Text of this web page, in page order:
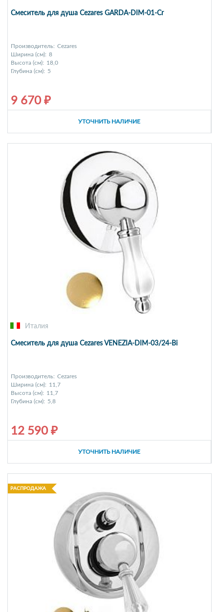
Смеситель для душа Cezares GARDA-DIM-01-Cr
Производитель: Cezares
Ширина (см): 8
Высота (см): 18,0
Глубина (см): 5
9 670 ₽
УТОЧНИТЬ НАЛИЧИЕ
Италия
Смеситель для душа Cezares VENEZIA-DIM-03/24-Bi
Производитель: Cezares
Ширина (см): 11,7
Высота (см): 11,7
Глубина (см): 5,8
12 590 ₽
УТОЧНИТЬ НАЛИЧИЕ
РАСПРОДАЖА